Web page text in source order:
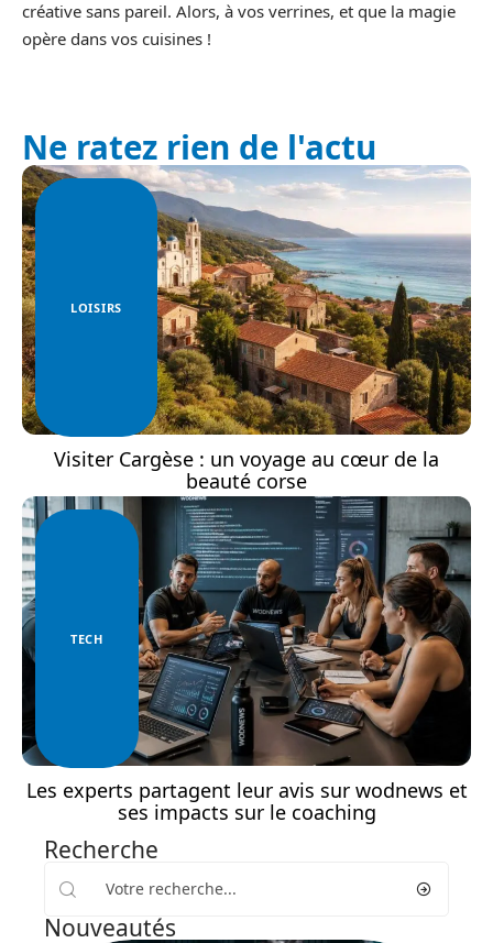
créative sans pareil. Alors, à vos verrines, et que la magie
opère dans vos cuisines !
Ne ratez rien de l'actu
LOISIRS
Visiter Cargèse : un voyage au cœur de la
beauté corse
TECH
Les experts partagent leur avis sur wodnews et
ses impacts sur le coaching
Recherche
Nouveautés